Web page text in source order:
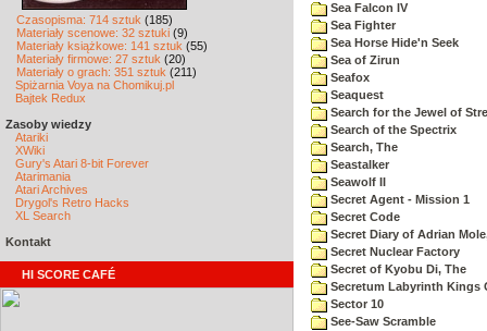
Czasopisma: 714 sztuk (185)
Materiały scenowe: 32 sztuki (9)
Materiały książkowe: 141 sztuk (55)
Materiały firmowe: 27 sztuk (20)
Materiały o grach: 351 sztuk (211)
Spiżarnia Voya na Chomikuj.pl
Bajtek Redux
Zasoby wiedzy
Atariki
XWiki
Gury's Atari 8-bit Forever
Atarimania
Atari Archives
Drygol's Retro Hacks
XL Search
Kontakt
HI SCORE CAFÉ
Sea Falcon IV
Sea Fighter
Sea Horse Hide'n Seek
Sea of Zirun
Seafox
Seaquest
Search for the Jewel of
Search of the Spectrix
Search, The
Seastalker
Seawolf II
Secret Agent - Mission 1
Secret Code
Secret Diary of Adrian
Secret Nuclear Factory
Secret of Kyobu Di, The
Secretum Labyrinth Kings
Sector 10
See-Saw Scramble